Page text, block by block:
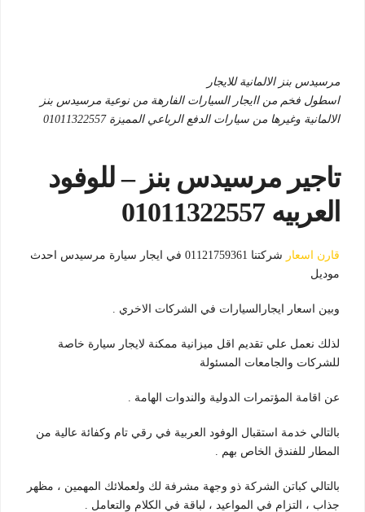
مرسيدس بنز الالمانية للايجار
اسطول فخم من اايجار السيارات الفارهة من نوعية مرسيدس بنز
الالمانية وغيرها من سيارات الدفع الرباعي المميزة 01011322557
تاجير مرسيدس بنز – للوفود
العربيه 01011322557
قارن اسعار
شركتنا 01121759361 في ايجار سيارة مرسيدس احدث
موديل
وبين اسعار ايجارالسيارات في الشركات الاخري .
لذلك نعمل علي تقديم اقل ميزانية ممكنة لايجار سيارة خاصة
للشركات والجامعات المسئولة
عن اقامة المؤتمرات الدولية والندوات الهامة .
بالتالي خدمة استقبال الوفود العربية في رقي تام وكفائة عالية من
المطار للفندق الخاص بهم .
بالتالي كباتن الشركة ذو وجهة مشرفة لك ولعملائك المهمين ، مظهر
جذاب ، التزام في المواعيد ، لباقة في الكلام والتعامل .